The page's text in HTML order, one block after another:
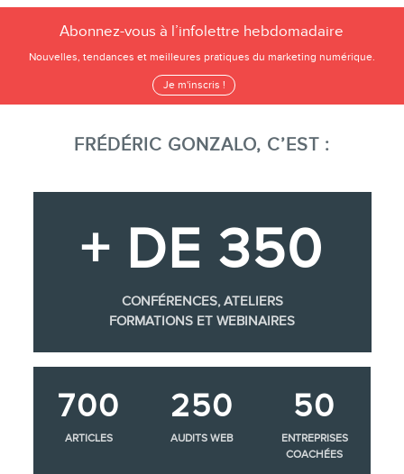
Abonnez-vous à l’infolettre hebdomadaire
Nouvelles, tendances et meilleures pratiques du marketing numérique.
Je m'inscris !
FRÉDÉRIC GONZALO, C’EST :
+ DE 350
CONFÉRENCES, ATELIERS
FORMATIONS ET WEBINAIRES
700
ARTICLES
250
AUDITS WEB
50
ENTREPRISES
COACHÉES